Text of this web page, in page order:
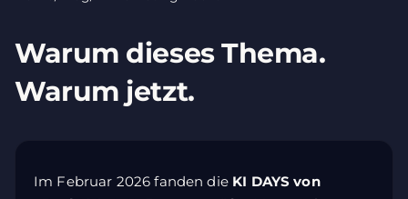
Warum dieses Thema.
Warum jetzt.
Im Februar 2026 fanden die KI DAYS von